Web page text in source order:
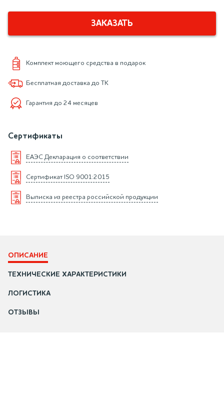
ЗАКАЗАТЬ
Комплект моющего средства в подарок
Бесплатная доставка до ТК
Гарантия до 24 месяцев
Сертификаты
ЕАЭС Декларация о соответствии
Сертификат ISO 9001:2015
Выписка из реестра российской продукции
ОПИСАНИЕ
ТЕХНИЧЕСКИЕ ХАРАКТЕРИСТИКИ
ЛОГИСТИКА
ОТЗЫВЫ